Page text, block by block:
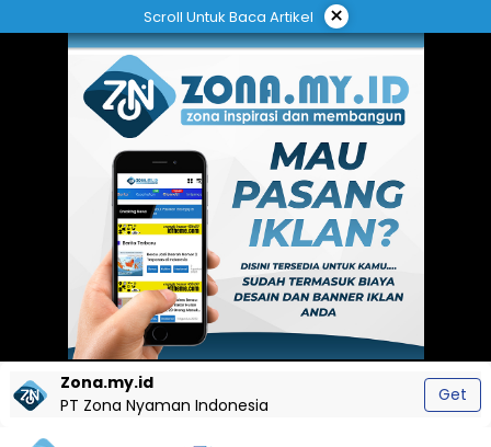
ke
Scroll Untuk Baca Artikel ×
Zona.my.id
PT Zona Nyaman Indonesia
Get